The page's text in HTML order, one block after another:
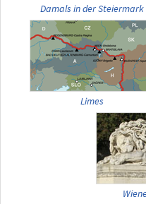
Damals in der Steiermark
Limes